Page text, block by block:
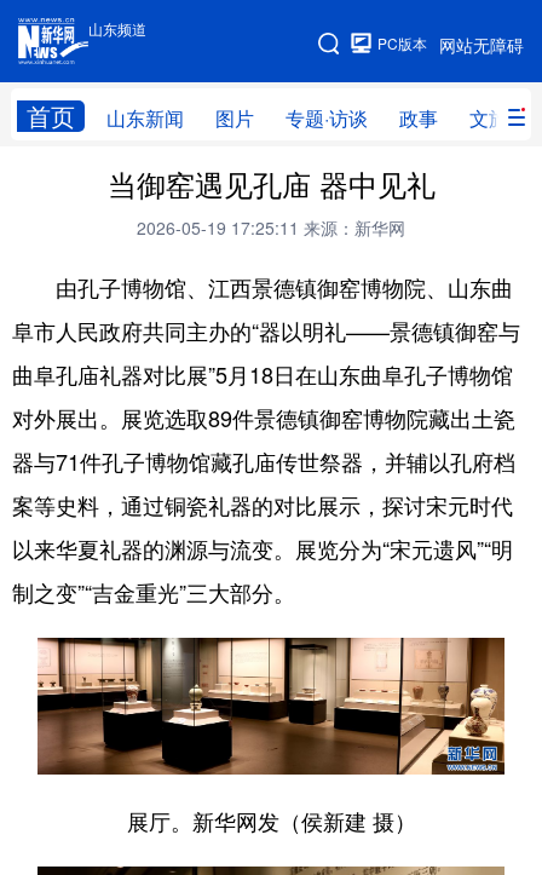
山东频道
网站无障碍
PC版本
首页 山东新闻 图片 专题·访谈 政事 文旅
手机版
网站地图
学习进行时 高层 时政
财经 网评
台湾 思客智库 全球连线 教育
科技 科普 体育 文化
健康 军事 访谈 视频
图片 中央文件 金融 汽车
溯源中国 城市 旅游 能源
会展 彩票
悦读 公益 书画 一带一路
亚太网 上市公司 投教基地
地方频道
山东新闻 图片
当御窑遇见孔庙 器中见礼
2026-05-19 17:25:11 来源：新华网
由孔子博物馆、江西景德镇御窑博物院、山东曲
阜市人民政府共同主办的“器以明礼——景德镇御窑与
曲阜孔庙礼器对比展”5月18日在山东曲阜孔子博物馆
对外展出。展览选取89件景德镇御窑博物院藏出土瓷
器与71件孔子博物馆藏孔庙传世祭器，并辅以孔府档
案等史料，通过铜瓷礼器的对比展示，探讨宋元时代
以来华夏礼器的渊源与流变。展览分为“宋元遗风”“明
制之变”“吉金重光”三大部分。
展厅。新华网发（侯新建 摄）